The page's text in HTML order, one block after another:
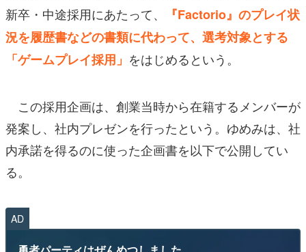
新卒・中途採用にあたって、
『Factorio』のプレイ状
況を履歴書などの書類に代わって、選考対象とする
「ゲームプレイ採用」 をはじめるという。
この採用企画は、創業当時から在籍するメンバーが
発案し、社内プレゼンを行ったという。ゆめみは、社
内承諾を得るのに使った企画書を以下で公開してい
る。
AD